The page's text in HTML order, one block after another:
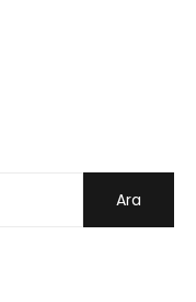
Ara